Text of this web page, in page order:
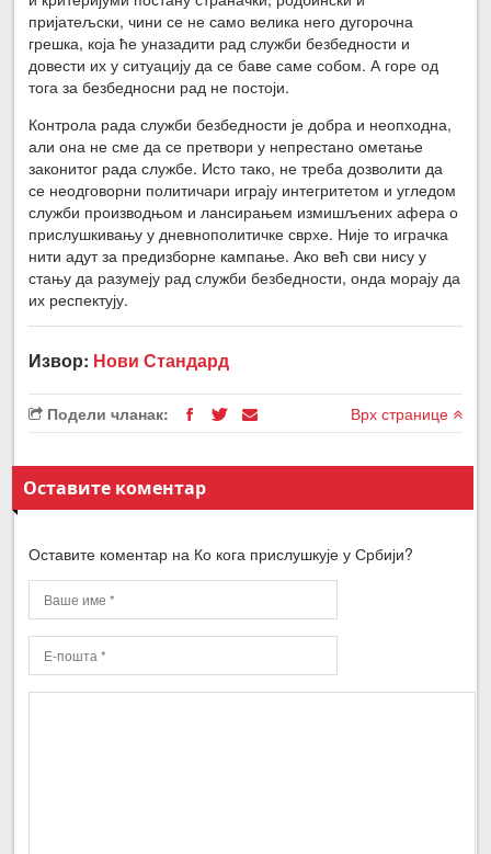
пријатељски, чини се не само велика него дугорочна
грешка, која ће уназадити рад служби безбедности и
довести их у ситуацију да се баве саме собом. А горе од
тога за безбедносни рад не постоји.
Контрола рада служби безбедности је добра и неопходна,
али она не сме да се претвори у непрестано ометање
законитог рада службе. Исто тако, не треба дозволити да
се неодговорни политичари играју интегритетом и угледом
служби производњом и лансирањем измишљених афера о
прислушкивању у дневнополитичке сврхе. Није то играчка
нити адут за предизборне кампање. Ако већ сви нису у
стању да разумеју рад служби безбедности, онда морају да
их респектују.
Извор: Нови Стандард
Подели чланак: Врх странице
Оставите коментар
Оставите коментар на Ко кога прислушкује у Србији?